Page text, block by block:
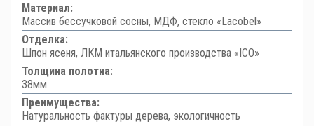
Материал:
Массив бессучковой сосны, МДФ, стекло «Lacobel»
Отделка:
Шпон ясеня, ЛКМ итальянского производства «ICO»
Толщина полотна:
38мм
Преимущества:
Натуральность фактуры дерева, экологичность